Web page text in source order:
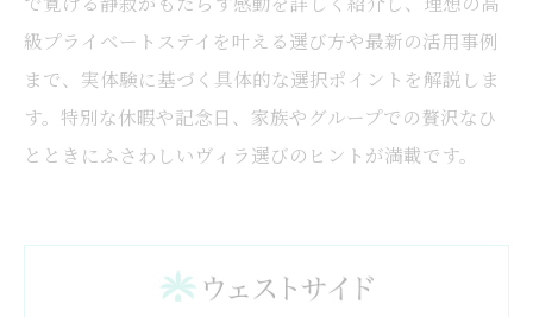
級プライベートステイを叶える選び方や最新の活用事例
まで、実体験に基づく具体的な選択ポイントを解説しま
す。特別な休暇や記念日、家族やグループでの贅沢なひ
とときにふさわしいヴィラ選びのヒントが満載です。